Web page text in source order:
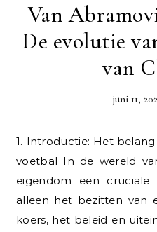
Van
De evolutie
van
juni 11,
1. Introductie: Het belang van eigendom in modern
voetbal In de wereld
eigendom een
alleen het bezitten van
koers, het beleid en